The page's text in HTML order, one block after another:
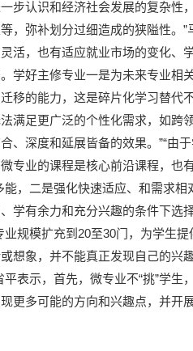
步认识和经济社会发展的复杂性
，弥补划分过细造成的狭隘性。”
活，也有适应就业市场的变化、
学好主修专业一是为未来专业相
移的能力，这是碎片化学习替代
足更广泛的个性化需求，如跨
、深度和延展皆备的效果。”“由
专业的课程是核心前沿课程，也
，二是强化快速适应、和需求
学有余力和充分兴趣的条件下选
规模扩充到20至30门，为学生
想象，并不能真正发现自己的兴
表示，首先，微专业不“挑”学
更多可能的方向和兴趣点，并开